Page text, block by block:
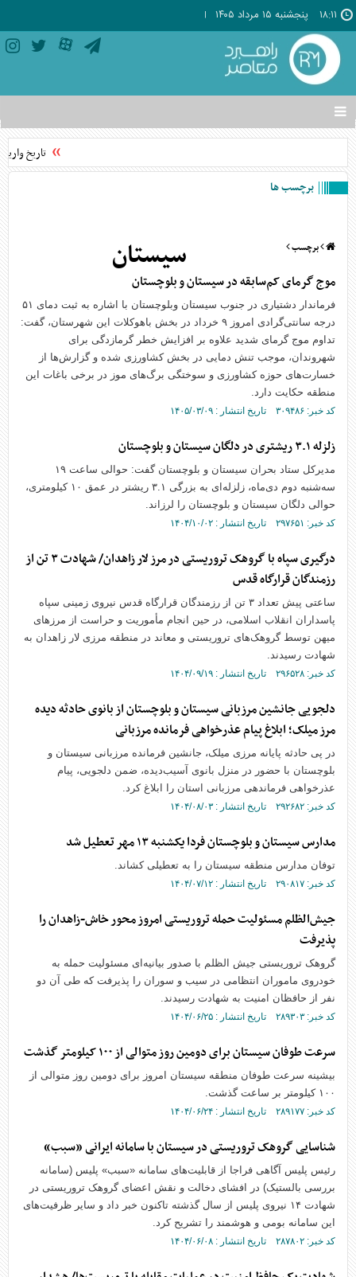
۱۸:۱۱ پنجشنبه ۱۵ مرداد ۱۴۰۵
تغییر
وضعیت
منوی
ها
تاریخ واریز
برچسب ها
برچسب سیستان
موج گرمای کم‌سابقه در سیستان و بلوچستان
فرماندار دشتیاری در جنوب سیستان وبلوچستان با اشاره به ثبت دمای ۵۱
درجه سانتی‌گرادی امروز ۹ خرداد در بخش باهوکلات این شهرستان، گفت:
تداوم موج گرمای شدید علاوه بر افزایش خطر گرمازدگی برای
شهروندان، موجب تنش دمایی در بخش کشاورزی شده و گزارش‌ها از
خسارت‌های حوزه کشاورزی و سوختگی برگ‌های موز در برخی باغات این
منطقه حکایت دارد.
کد خبر: ۳۰۹۴۸۶ تاریخ انتشار : ۱۴۰۵/۰۳/۰۹
زلزله ۳.۱ ریشتری در دلگان سیستان و بلوچستان
مدیرکل ستاد بحران سیستان و بلوچستان گفت: حوالی ساعت ۱۹
سه‌شنبه دوم دی‌ماه، زلزله‌ای به بزرگی ۳.۱ ریشتر در عمق ۱۰ کیلومتری،
حوالی دلگان سیستان و بلوچستان را لرزاند.
کد خبر: ۲۹۷۶۵۱ تاریخ انتشار : ۱۴۰۴/۱۰/۰۲
درگیری سپاه با گروهک تروریستی در مرز لار زاهدان/ شهادت ۳ تن از
رزمندگان قرارگاه قدس
ساعتی پیش تعداد ۳ تن از رزمندگان قرارگاه قدس نیروی زمینی سپاه
پاسداران انقلاب اسلامی، در حین انجام مأموریت و حراست از مرز‌های
میهن توسط گروهک‌های تروریستی و معاند در منطقه مرزی لار زاهدان به
شهادت رسیدند.
کد خبر: ۲۹۶۵۲۸ تاریخ انتشار : ۱۴۰۴/۰۹/۱۹
دلجویی جانشین مرزبانی سیستان و بلوچستان از بانوی حادثه دیده
مرز میلک؛ ابلاغ پیام عذرخواهی فرمانده مرزبانی
در پی حادثه پایانه مرزی میلک، جانشین فرمانده مرزبانی سیستان و
بلوچستان با حضور در منزل بانوی آسیب‌دیده، ضمن دلجویی، پیام
عذرخواهی فرماندهی مرزبانی استان را ابلاغ کرد.
کد خبر: ۲۹۲۶۸۲ تاریخ انتشار : ۱۴۰۴/۰۸/۰۳
مدارس سیستان و بلوچستان فردا یکشنبه ۱۳ مهر تعطیل شد
توفان مدارس منطقه سیستان را به تعطیلی کشاند.
کد خبر: ۲۹۰۸۱۷ تاریخ انتشار : ۱۴۰۴/۰۷/۱۲
جیش‌الظلم مسئولیت حمله تروریستی امروز محور خاش-زاهدان را
پذیرفت
گروهک تروریستی جیش الظلم با صدور بیانیه‌ای مسئولیت حمله به
خودروی ماموران انتظامی در سیب و سوران را پذیرفت که طی آن دو
نفر از حافظان امنیت به شهادت رسیدند.
کد خبر: ۲۸۹۳۰۳ تاریخ انتشار : ۱۴۰۴/۰۶/۲۵
سرعت طوفان سیستان برای دومین روز متوالی از ۱۰۰ کیلومتر گذشت
بیشینه سرعت طوفان منطقه سیستان امروز برای دومین روز متوالی از
۱۰۰ کیلومتر بر ساعت گذشت.
کد خبر: ۲۸۹۱۷۷ تاریخ انتشار : ۱۴۰۴/۰۶/۲۴
شناسایی گروهک تروریستی در سیستان با سامانه ایرانی «سبب»
رئیس پلیس آگاهی فراجا از قابلیت‌های سامانه «سبب» پلیس (سامانه
بررسی بالستیک) در افشای دخالت و نقش اعضای گروهک تروریستی در
شهادت ۱۴ نیروی پلیس از سال گذشته تاکنون خبر داد و سایر ظرفیت‌های
این سامانه بومی و هوشمند را تشریح کرد.
کد خبر: ۲۸۷۸۰۲ تاریخ انتشار : ۱۴۰۴/۰۶/۰۸